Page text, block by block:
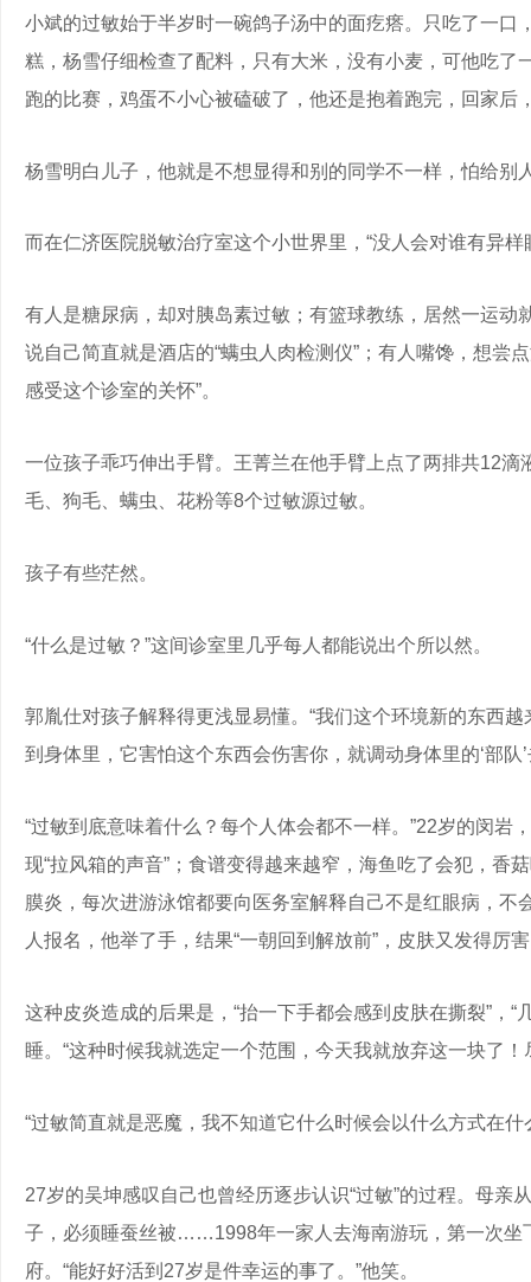
小斌的过敏始于半岁时一碗鸽子汤中的面疙瘩。只吃了一
糕，杨雪仔细检查了配料，只有大米，没有小麦，可他吃了
跑的比赛，鸡蛋不小心被磕破了，他还是抱着跑完，回家后
杨雪明白儿子，他就是不想显得和别的同学不一样，怕给别
而在仁济医院脱敏治疗室这个小世界里，“没人会对谁有异
有人是糖尿病，却对胰岛素过敏；有篮球教练，居然一运
说自己简直就是酒店的“螨虫人肉检测仪”；有人嘴馋，想尝
感受这个诊室的关怀”。
一位孩子乖巧伸出手臂。王菁兰在他手臂上点了两排共12
毛、狗毛、螨虫、花粉等8个过敏源过敏。
孩子有些茫然。
“什么是过敏？”这间诊室里几乎每人都能说出个所以然。
郭胤仕对孩子解释得更浅显易懂。“我们这个环境新的东西
到身体里，它害怕这个东西会伤害你，就调动身体里的‘部
“过敏到底意味着什么？每个人体会都不一样。”22岁的闵
现“拉风箱的声音”；食谱变得越来越窄，海鱼吃了会犯，香
膜炎，每次进游泳馆都要向医务室解释自己不是红眼病，
人报名，他举了手，结果“一朝回到解放前”，皮肤又发得厉
这种皮炎造成的后果是，“抬一下手都会感到皮肤在撕裂”，
睡。“这种时候我就选定一个范围，今天我就放弃这一块了
“过敏简直就是恶魔，我不知道它什么时候会以什么方式在什
27岁的吴坤感叹自己也曾经历逐步认识“过敏”的过程。母亲
子，必须睡蚕丝被……1998年一家人去海南游玩，第一次坐
府。“能好好活到27岁是件幸运的事了。”他笑。